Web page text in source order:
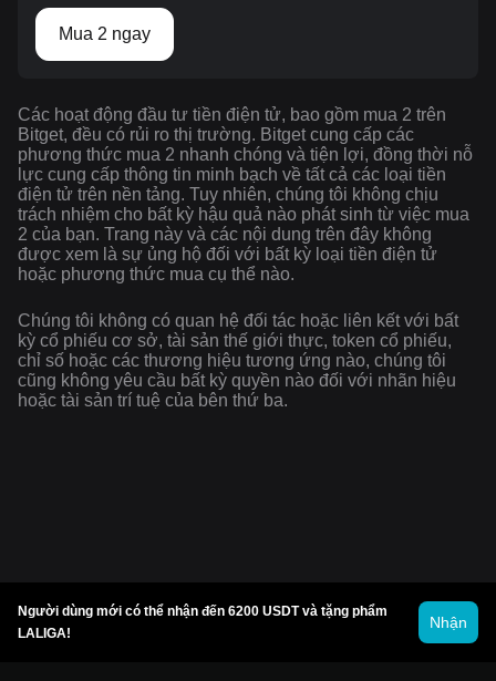
Mua 2 ngay
Các hoạt động đầu tư tiền điện tử, bao gồm mua 2 trên
Bitget, đều có rủi ro thị trường. Bitget cung cấp các
phương thức mua 2 nhanh chóng và tiện lợi, đồng thời nỗ
lực cung cấp thông tin minh bạch về tất cả các loại tiền
điện tử trên nền tảng. Tuy nhiên, chúng tôi không chịu
trách nhiệm cho bất kỳ hậu quả nào phát sinh từ việc mua
2 của bạn. Trang này và các nội dung trên đây không
được xem là sự ủng hộ đối với bất kỳ loại tiền điện tử
hoặc phương thức mua cụ thể nào.
Chúng tôi không có quan hệ đối tác hoặc liên kết với bất
kỳ cổ phiếu cơ sở, tài sản thế giới thực, token cổ phiếu,
chỉ số hoặc các thương hiệu tương ứng nào, chúng tôi
cũng không yêu cầu bất kỳ quyền nào đối với nhãn hiệu
hoặc tài sản trí tuệ của bên thứ ba.
Người dùng mới có thể nhận đến 6200 USDT và tặng phẩm
LALIGA!
Nhận